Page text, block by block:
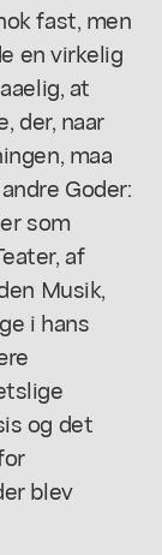
fast, men
en virkelig
at
der, naar
maa
Goder:
som
af
Musik,
i hans
og det
blev